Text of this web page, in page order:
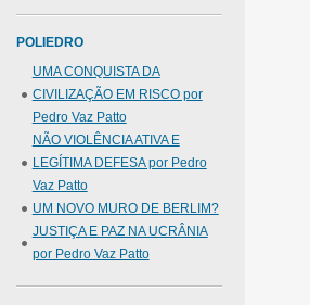
POLIEDRO
UMA CONQUISTA DA
CIVILIZAÇÃO EM RISCO por
Pedro Vaz Patto
NÃO VIOLÊNCIA ATIVA E
LEGÍTIMA DEFESA por Pedro
Vaz Patto
UM NOVO MURO DE BERLIM?
JUSTIÇA E PAZ NA UCRÂNIA
por Pedro Vaz Patto